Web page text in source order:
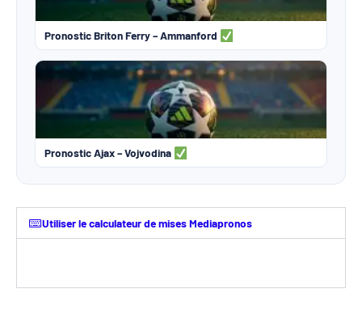
Pronostic Briton Ferry – Ammanford
Pronostic Ajax – Vojvodina
Utiliser le calculateur de mises Mediapronos